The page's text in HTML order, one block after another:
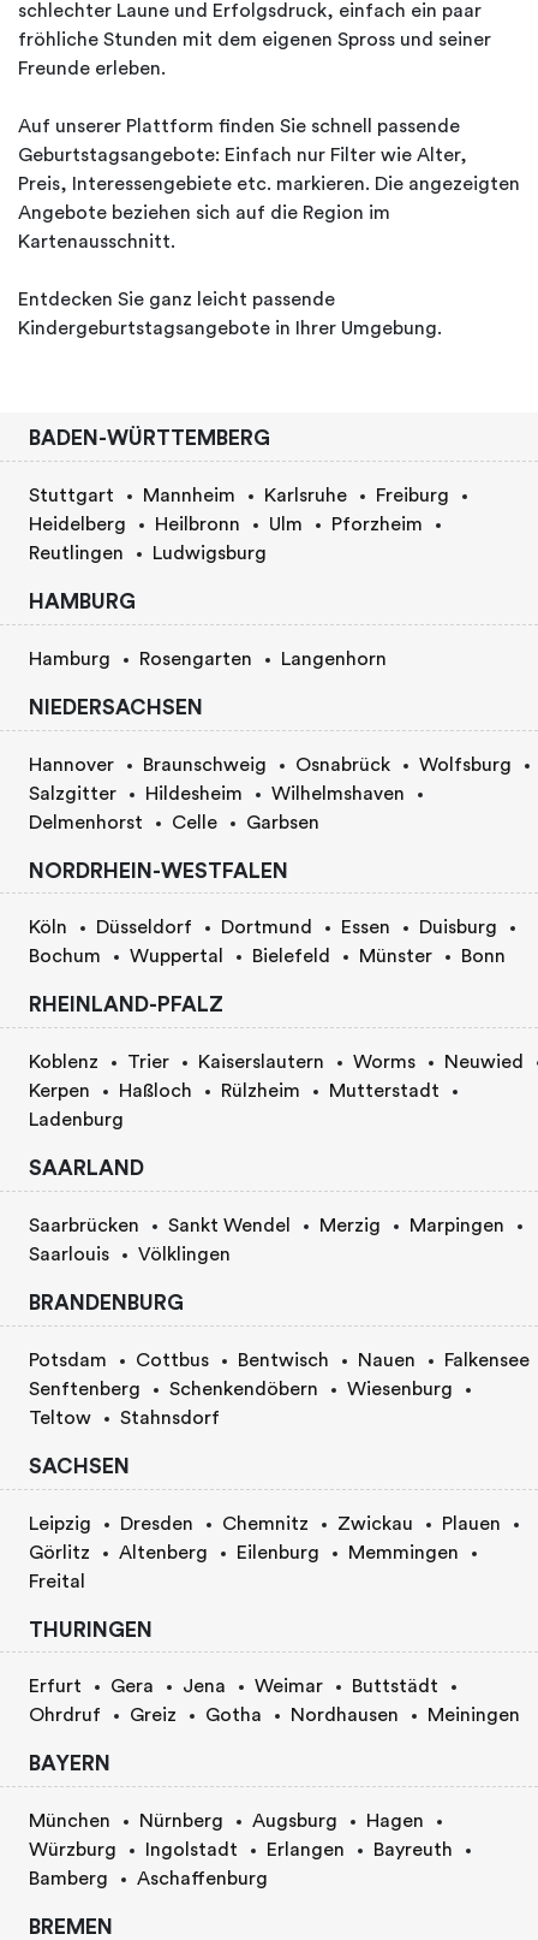
schlechter Laune und Erfolgsdruck, einfach ein paar
fröhliche Stunden mit dem eigenen Spross und seiner
Freunde erleben.
Auf unserer Plattform finden Sie schnell passende
Geburtstagsangebote: Einfach nur Filter wie Alter,
Preis, Interessengebiete etc. markieren. Die angezeigten
Angebote beziehen sich auf die Region im
Kartenausschnitt.
Entdecken Sie ganz leicht passende
Kindergeburtstagsangebote in Ihrer Umgebung.
BADEN-WÜRTTEMBERG
Stuttgart Mannheim Karlsruhe
Freiburg
Heidelberg
Heilbronn Ulm
Pforzheim
Reutlingen
Ludwigsburg
HAMBURG
Hamburg Rosengarten Langenhorn
NIEDERSACHSEN
Hannover Braunschweig Osnabrück
Wolfsburg
Salzgitter
Hildesheim
Wilhelmshaven
Delmenhorst
Celle Garbsen
NORDRHEIN-WESTFALEN
Köln Düsseldorf Dortmund Essen
Duisburg
Bochum
Wuppertal Bielefeld Münster Bonn
RHEINLAND-PFALZ
Koblenz Trier Kaiserslautern Worms
Neuwied
Kerpen
Haßloch Rülzheim
Mutterstadt
Ladenburg
SAARLAND
Saarbrücken Sankt Wendel Merzig
Marpingen
Saarlouis
Völklingen
BRANDENBURG
Potsdam Cottbus Bentwisch Nauen
Falkensee
Senftenberg
Schenkendöbern
Wiesenburg
Teltow
Stahnsdorf
SACHSEN
Leipzig Dresden Chemnitz Zwickau
Plauen
Görlitz
Altenberg Eilenburg
Memmingen
Freital
THURINGEN
Erfurt Gera Jena Weimar
Buttstädt
Ohrdruf
Greiz Gotha Nordhausen Meiningen
BAYERN
München Nürnberg Augsburg
Hagen
Würzburg
Ingolstadt Erlangen
Bayreuth
Bamberg
Aschaffenburg
BREMEN